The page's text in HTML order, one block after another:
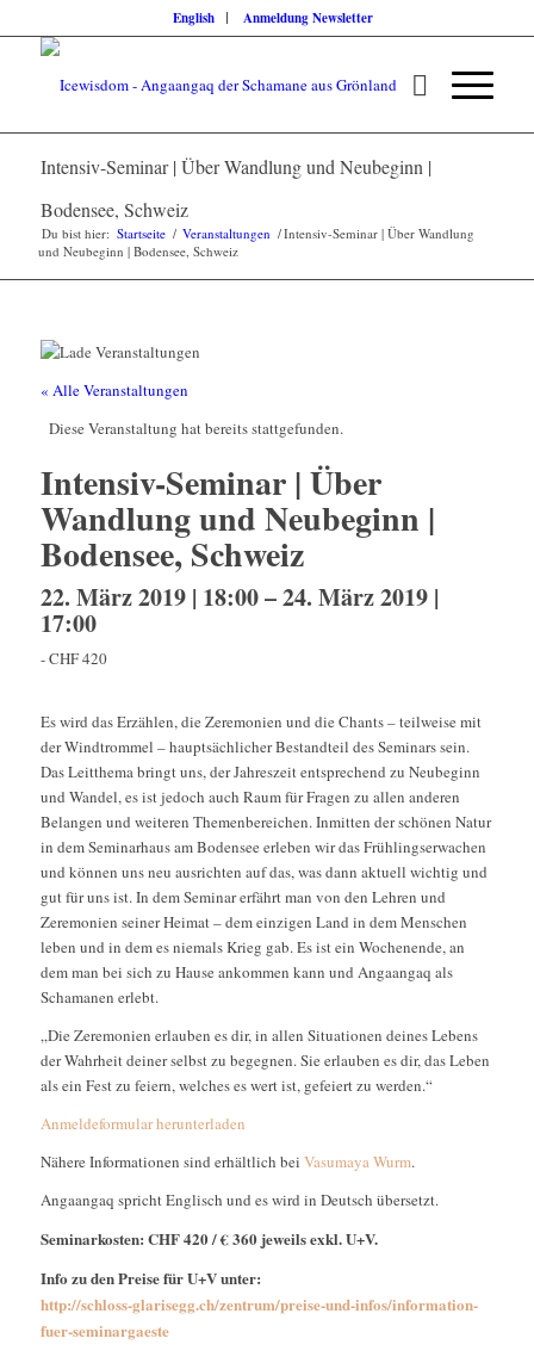
English Anmeldung Newsletter
Intensiv-Seminar | Über Wandlung und Neubeginn |
Bodensee, Schweiz
Du bist hier: Startseite / Veranstaltungen /Intensiv-Seminar | Über Wandlung
und Neubeginn | Bodensee, Schweiz
« Alle Veranstaltungen
Diese Veranstaltung hat bereits stattgefunden.
Intensiv-Seminar | Über
Wandlung und Neubeginn |
Bodensee, Schweiz
22. März 2019 | 18:00–24. März 2019 |
17:00
-CHF 420
Es wird das Erzählen, die Zeremonien und die Chants – teilweise mit
der Windtrommel – hauptsächlicher Bestandteil des Seminars sein.
Das Leitthema bringt uns, der Jahreszeit entsprechend zu Neubeginn
und Wandel, es ist jedoch auch Raum für Fragen zu allen anderen
Belangen und weiteren Themenbereichen. Inmitten der schönen Natur
in dem Seminarhaus am Bodensee erleben wir das Frühlingserwachen
und können uns neu ausrichten auf das, was dann aktuell wichtig und
gut für uns ist. In dem Seminar erfährt man von den Lehren und
Zeremonien seiner Heimat – dem einzigen Land in dem Menschen
leben und in dem es niemals Krieg gab. Es ist ein Wochenende, an
dem man bei sich zu Hause ankommen kann und Angaangaq als
Schamanen erlebt.
„Die Zeremonien erlauben es dir, in allen Situationen deines Lebens
der Wahrheit deiner selbst zu begegnen. Sie erlauben es dir, das Leben
als ein Fest zu feiern, welches es wert ist, gefeiert zu werden.“
Anmeldeformular herunterladen
Nähere Informationen sind erhältlich bei Vasumaya Wurm.
Angaangaq spricht Englisch und es wird in Deutsch übersetzt.
Seminarkosten: CHF 420 / € 360 jeweils exkl. U+V.
Info zu den Preise für U+V unter:
http://schloss-glarisegg.ch/zentrum/preise-und-infos/information-
fuer-seminargaeste